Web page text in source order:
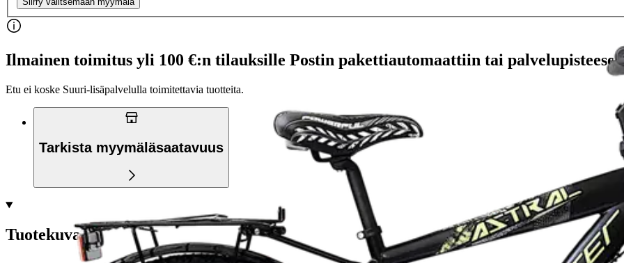
Ilmainen toimitus yli 100 €:n tilauksille Postin pakettiautomaattiin tai
Etu ei koske Suuri‑lisäpalvelulla toimitettavia tuotteita.
Tarkista myymäläsaatavuus
Tuotekuvaus